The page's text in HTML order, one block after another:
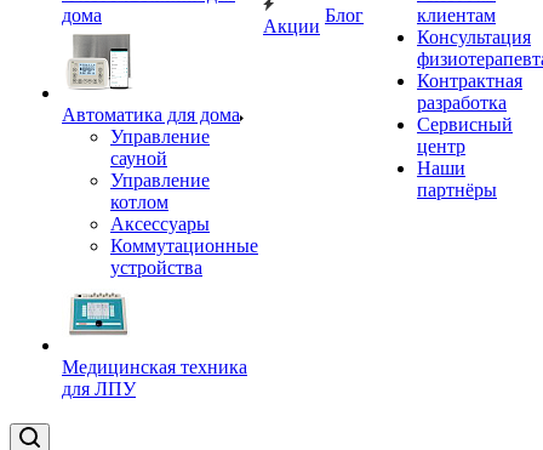
дома
Автоматика для дома
Управление
сауной
Управление
котлом
Аксессуары
Коммутационные
устройства
Медицинская техника
для ЛПУ
Акции
Блог
клиентам
Консультация
Контрактная
разработка
Сервисный
центр
Наши
партнёры